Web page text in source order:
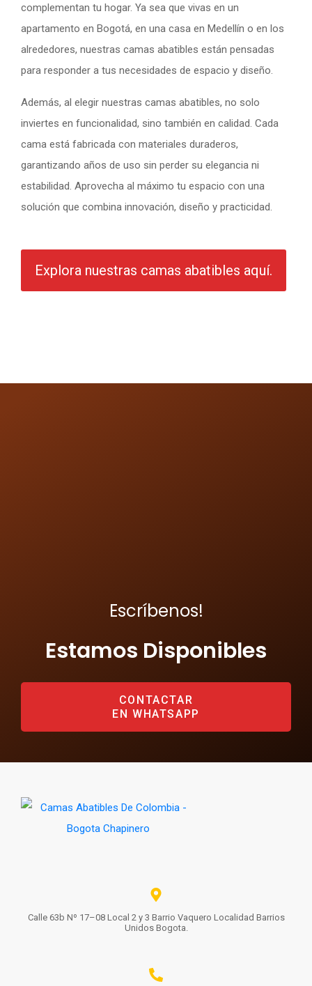
complementan tu hogar. Ya sea que vivas en un
apartamento en Bogotá, en una casa en Medellín o en los
alrededores, nuestras camas abatibles están pensadas
para responder a tus necesidades de espacio y diseño.
Además, al elegir nuestras camas abatibles, no solo
inviertes en funcionalidad, sino también en calidad. Cada
cama está fabricada con materiales duraderos,
garantizando años de uso sin perder su elegancia ni
estabilidad. Aprovecha al máximo tu espacio con una
solución que combina innovación, diseño y practicidad.
Explora nuestras camas abatibles aquí.
Escríbenos!
Estamos Disponibles
CONTACTAR
EN WHATSAPP
Calle 63b Nº 17–08 Local 2 y 3 Barrio Vaquero Localidad Barrios
Unidos Bogota.